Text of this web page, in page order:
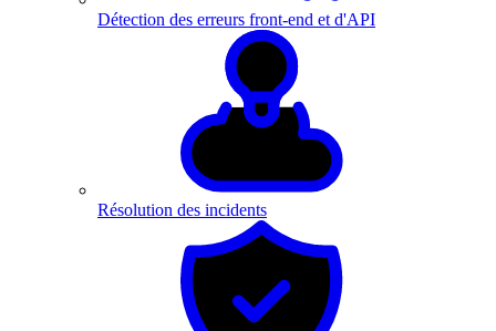
Détection des erreurs front-end et d'API
Résolution des incidents